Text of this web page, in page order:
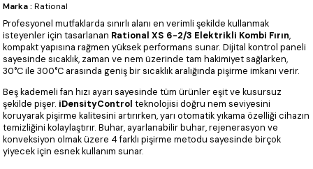
Marka : Rational
Profesyonel mutfaklarda sınırlı alanı en verimli şekilde kullanmak
isteyenler için tasarlanan Rational XS 6-2/3 Elektrikli Kombi Fırın,
kompakt yapısına rağmen yüksek performans sunar. Dijital kontrol paneli
sayesinde sıcaklık, zaman ve nem üzerinde tam hakimiyet sağlarken,
30°C ile 300°C arasında geniş bir sıcaklık aralığında pişirme imkanı verir.
Beş kademeli fan hızı ayarı sayesinde tüm ürünler eşit ve kusursuz
şekilde pişer. iDensityControl teknolojisi doğru nem seviyesini
koruyarak pişirme kalitesini artırırken, yarı otomatik yıkama özelliği cihazın
temizliğini kolaylaştırır. Buhar, ayarlanabilir buhar, rejenerasyon ve
konveksiyon olmak üzere 4 farklı pişirme metodu sayesinde birçok
yiyecek için esnek kullanım sunar.